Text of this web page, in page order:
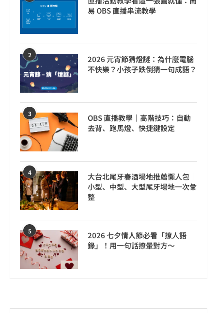
易 OBS 直播串流教學
2
2026 元宵節猜燈謎：為什麼電腦
不快樂？小孩子跌倒猜一句成語？
3
OBS 直播教學｜高階技巧：自動
去背、跑馬燈、快捷鍵設定
4
大台北尾牙春酒場地推薦懶人包｜
小型、中型、大型尾牙場地一次彙
整
5
2026 七夕情人節必看「撩人語
錄」！用一句話撩暈對方～